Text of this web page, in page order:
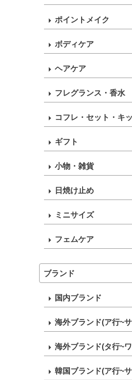
ポイントメイク
ボディケア
ヘアケア
フレグランス・香水
コフレ・セット・キ
ギフト
小物・雑貨
日焼け止め
ミニサイズ
フェムケア
ブランド
国内ブランド
海外ブランド(ア行~
海外ブランド(タ行~
韓国ブランド(ア行~